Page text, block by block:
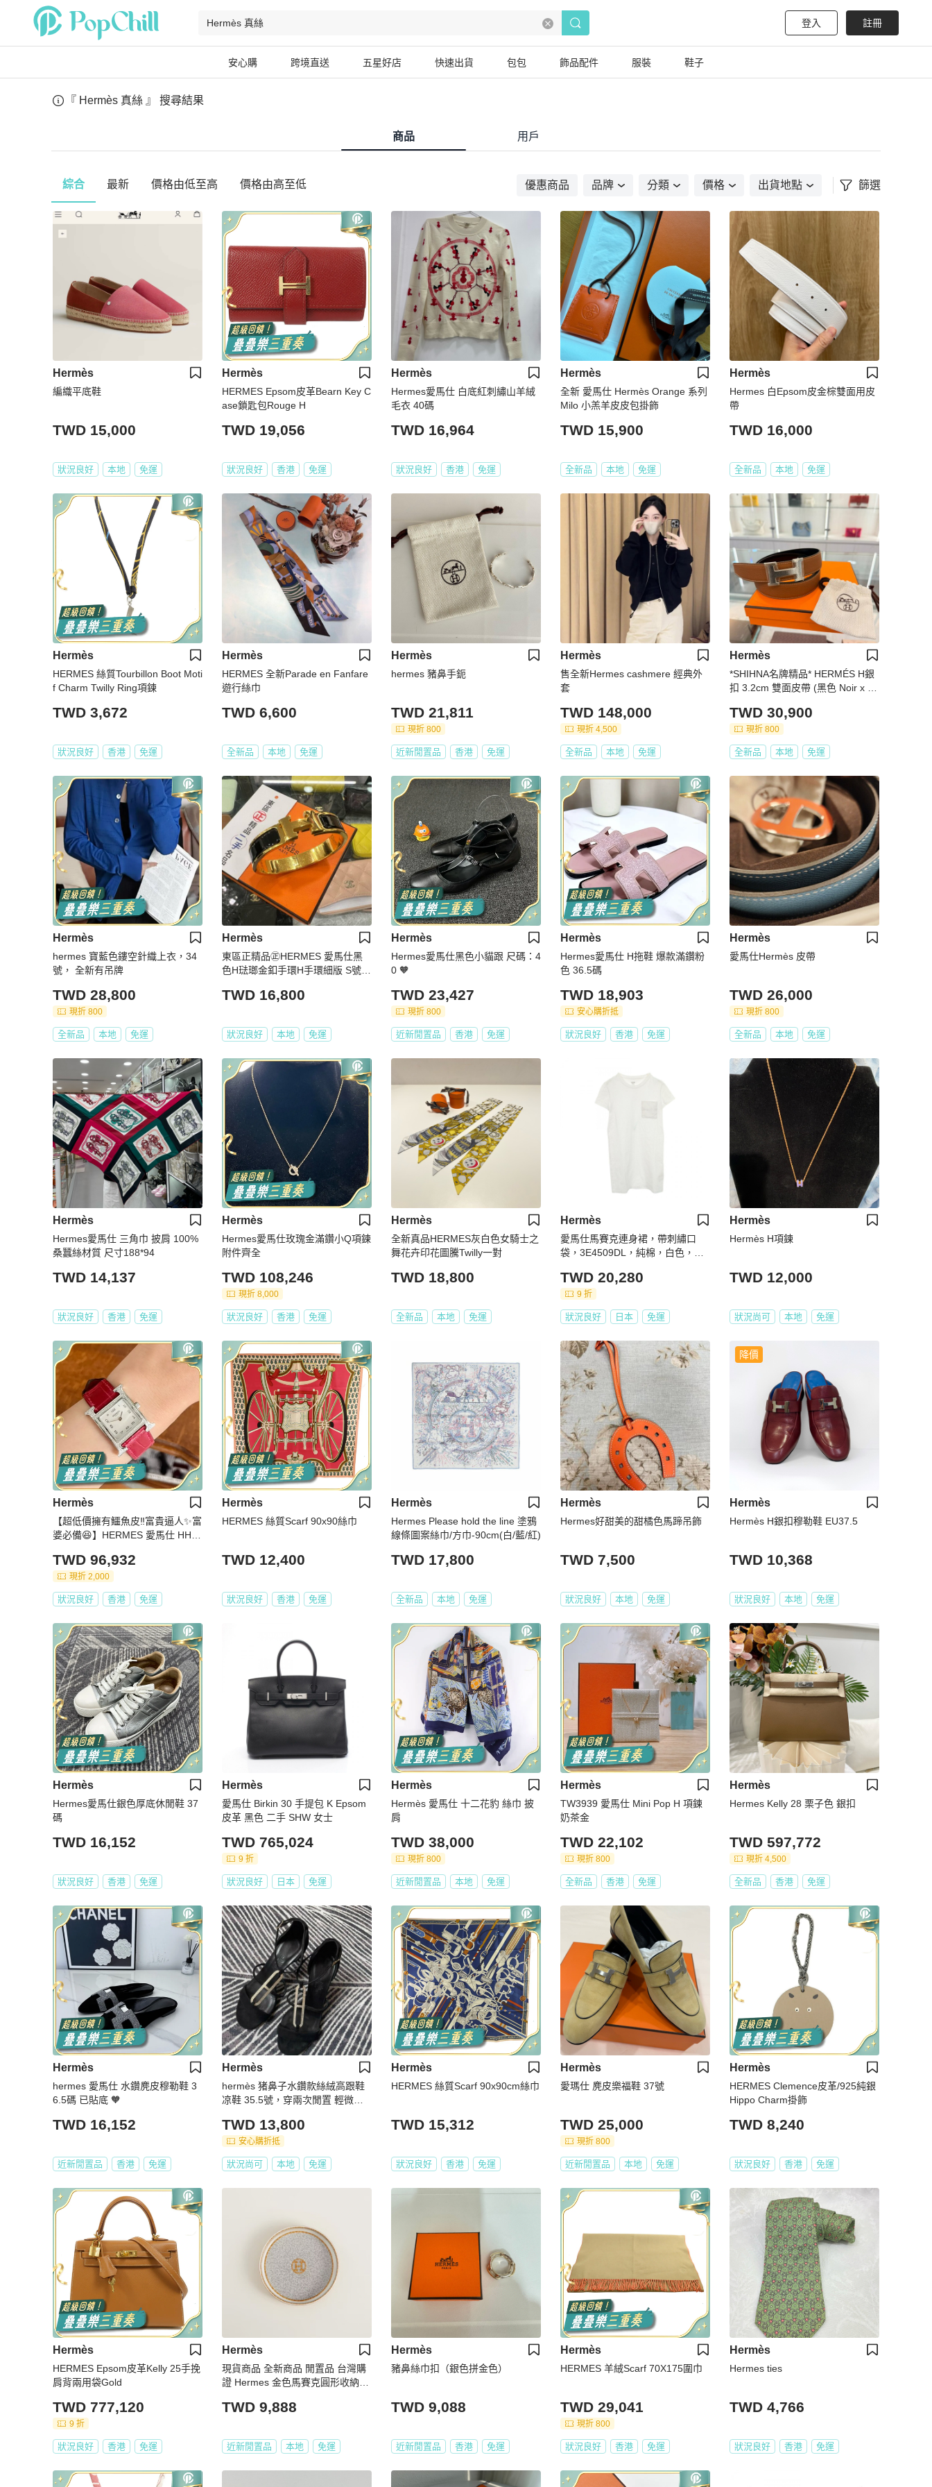
登入 註冊
安心購 跨境直送 五星好店 快速出貨 包包 飾品配件 服裝 鞋子
『 Hermès 真絲 』 搜尋結果
商品 用戶
綜合 最新 價格由低至高 價格由高至低 優惠商品 品牌 分類 價格 出貨地點 篩選
Hermès
編織平底鞋
TWD 15,000
狀況良好 本地 免運
Hermès
HERMES Epsom皮革Bearn Key C
ase鎖匙包Rouge H
TWD 19,056
狀況良好 香港 免運
Hermès
Hermes愛馬仕 白底紅刺繡山羊絨
毛衣 40碼
TWD 16,964
狀況良好 香港 免運
Hermès
全新 愛馬仕 Hermès Orange 系列
Milo 小羔羊皮皮包掛飾
TWD 15,900
全新品 本地 免運
Hermès
Hermes 白Epsom皮金棕雙面用皮
帶
TWD 16,000
全新品 本地 免運
Hermès
HERMES 絲質Tourbillon Boot Moti
f Charm Twilly Ring項鍊
TWD 3,672
狀況良好 香港 免運
Hermès
HERMES 全新Parade en Fanfare
遊行絲巾
TWD 6,600
全新品 本地 免運
Hermès
hermes 豬鼻手鈪
TWD 21,811
現折 800
近新閒置品 香港 免運
Hermès
售全新Hermes cashmere 經典外
套
TWD 148,000
現折 4,500
全新品 本地 免運
Hermès
*SHIHNA名牌精品* HERMÉS H銀
扣 3.2cm 雙面皮帶 (黑色 Noir x 金
TWD 30,900
現折 800
全新品 本地 免運
Hermès
hermes 寶藍色鏤空針織上衣，34
號， 全新有吊牌
TWD 28,800
現折 800
全新品 本地 免運
Hermès
東區正精品㊣HERMES 愛馬仕黑
色H琺瑯金釦手環H手環細版 S號 R
TWD 16,800
狀況良好 本地 免運
Hermès
Hermes愛馬仕黑色小貓跟 尺碼：4
0 🧡
TWD 23,427
現折 800
近新閒置品 香港 免運
Hermès
Hermes愛馬仕 H拖鞋 爆款滿鑽粉
色 36.5碼
TWD 18,903
安心購折抵
狀況良好 香港 免運
Hermès
愛馬仕Hermès 皮帶
TWD 26,000
現折 800
全新品 本地 免運
Hermès
Hermes愛馬仕 三角巾 披肩 100%
桑蠶絲材質 尺寸188*94
TWD 14,137
狀況良好 香港 免運
Hermès
Hermes愛馬仕玫瑰金滿鑽小Q項鍊
附件齊全
TWD 108,246
現折 8,000
狀況良好 香港 免運
Hermès
全新真品HERMES灰白色女騎士之
舞花卉印花圖騰Twilly一對
TWD 18,800
全新品 本地 免運
Hermès
愛馬仕馬賽克連身裙，帶刺繡口
袋，3E4509DL，純棉，白色，二
TWD 20,280
9 折
狀況良好 日本 免運
Hermès
Hermès H項鍊
TWD 12,000
狀況尚可 本地 免運
Hermès
【超低價擁有鱷魚皮‼️富貴逼人✨富
婆必備😆】HERMES 愛馬仕 HH1.
鑲鑽 石英腕表 鰐魚皮錶帶
TWD 96,932
現折 2,000
狀況良好 香港 免運
Hermès
HERMES 絲質Scarf 90x90絲巾
TWD 12,400
狀況良好 香港 免運
Hermès
Hermes Please hold the line 塗鴉
線條圖案絲巾/方巾-90cm(白/藍/紅)
TWD 17,800
全新品 本地 免運
Hermès
Hermes好甜美的甜橘色馬蹄吊飾
TWD 7,500
狀況良好 本地 免運
降價
Hermès
Hermès H銀扣穆勒鞋 EU37.5
TWD 10,368
狀況良好 本地 免運
Hermès
Hermes愛馬仕銀色厚底休閒鞋 37
碼
TWD 16,152
狀況良好 香港 免運
Hermès
愛馬仕 Birkin 30 手提包 K Epsom
皮革 黑色 二手 SHW 女士
TWD 765,024
9 折
狀況良好 日本 免運
Hermès
Hermès 愛馬仕 十二花豹 絲巾 披
肩
TWD 38,000
現折 800
近新閒置品 本地 免運
Hermès
TW3939 愛馬仕 Mini Pop H 項鍊
奶茶金
TWD 22,102
現折 800
全新品 香港 免運
Hermès
Hermes Kelly 28 栗子色 銀扣
TWD 597,772
現折 4,500
全新品 香港 免運
Hermès
hermes 愛馬仕 水鑽麂皮穆勒鞋 3
6.5碼 已貼底 🧡
TWD 16,152
近新閒置品 香港 免運
Hermès
hermès 猪鼻子水鑽款絲絨高跟鞋
凉鞋 35.5號，穿兩次閒置 輕微穿
TWD 13,800
安心購折抵
狀況尚可 本地 免運
Hermès
HERMES 絲質Scarf 90x90cm絲巾
TWD 15,312
狀況良好 香港 免運
Hermès
愛瑪仕 麂皮樂福鞋 37號
TWD 25,000
現折 800
近新閒置品 本地 免運
Hermès
HERMES Clemence皮革/925純銀
Hippo Charm掛飾
TWD 8,240
狀況良好 香港 免運
Hermès
HERMES Epsom皮革Kelly 25手挽
肩背兩用袋Gold
TWD 777,120
9 折
狀況良好 香港 免運
Hermès
現貨商品 全新商品 閒置品 台灣購
證 Hermes 金色馬賽克圓形收納飾
TWD 9,888
近新閒置品 本地 免運
Hermès
豬鼻絲巾扣（銀色拼金色）
TWD 9,088
近新閒置品 香港 免運
Hermès
HERMES 羊絨Scarf 70X175圍巾
TWD 29,041
現折 800
狀況良好 香港 免運
Hermès
Hermes ties
TWD 4,766
狀況良好 香港 免運